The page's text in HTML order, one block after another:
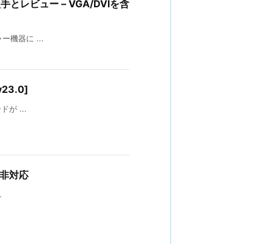
とレビュー – VGA/DVIを含
機器に ...
が ...
対応